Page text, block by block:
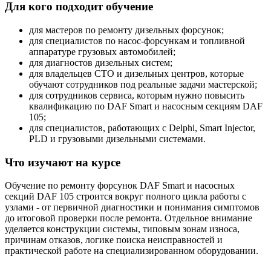
Для кого подходит обучение
для мастеров по ремонту дизельных форсунок;
для специалистов по насос-форсункам и топливной
аппаратуре грузовых автомобилей;
для диагностов дизельных систем;
для владельцев СТО и дизельных центров, которые
обучают сотрудников под реальные задачи мастерской;
для сотрудников сервиса, которым нужно повысить
квалификацию по DAF Smart и насосным секциям DAF
105;
для специалистов, работающих с Delphi, Smart Injector,
PLD и грузовыми дизельными системами.
Что изучают на курсе
Обучение по ремонту форсунок DAF Smart и насосных
секций DAF 105 строится вокруг полного цикла работы с
узлами - от первичной диагностики и понимания симптомов
до итоговой проверки после ремонта. Отдельное внимание
уделяется конструкции системы, типовым зонам износа,
причинам отказов, логике поиска неисправностей и
практической работе на специализированном оборудовании.